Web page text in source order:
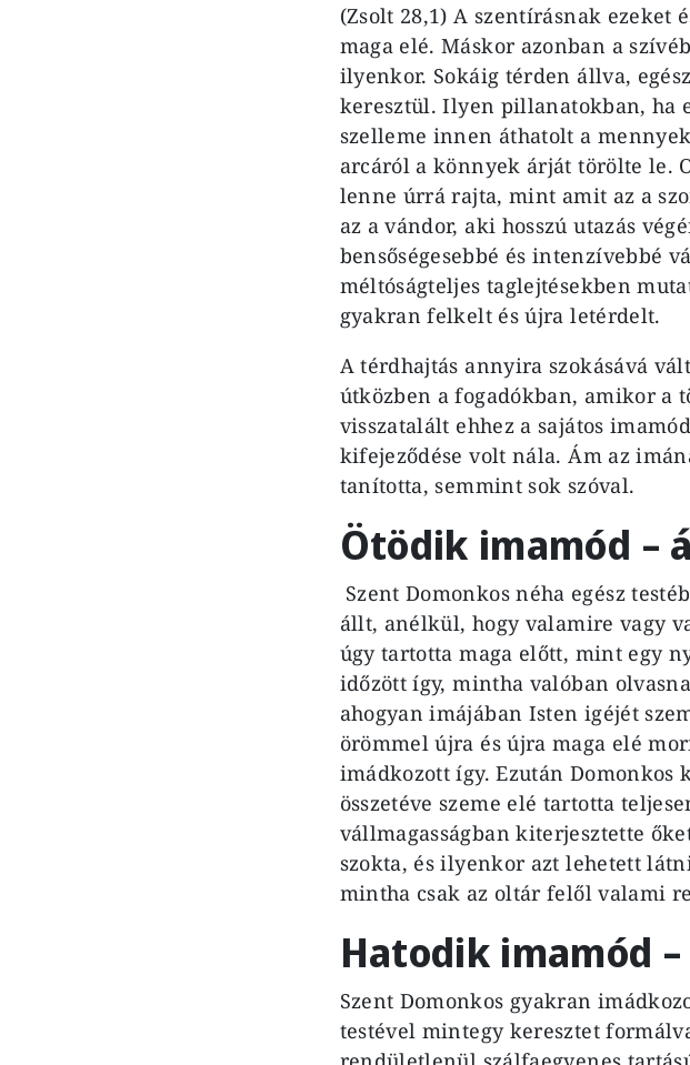
(Zsolt 28,1) A szentírásnak ezeket
maga elé. Máskor azonban a
ilyenkor. Sokáig térden állva,
keresztül. Ilyen pillanatokban, ha
szelleme innen áthatolt a
arcáról a könnyek árját törölte le.
lenne úrrá rajta, mint amit az a
az a vándor, aki hosszú utazás
bensőségesebbé és intenzívebbé
méltóságteljes taglejtésekben
gyakran felkelt és újra letérdelt.
A térdhajtás annyira szokásává
útközben a fogadókban, amikor a
visszatalált ehhez a sajátos
kifejeződése volt nála. Ám az
tanította, semmint sok szóval.
Ötödik imamód –
Szent Domonkos néha egész
állt, anélkül, hogy valamire vagy
úgy tartotta maga előtt, mint egy
időzött így, mintha valóban
ahogyan imájában Isten igéjét
örömmel újra és újra maga elé
imádkozott így. Ezután Domonkos
összetéve szeme elé tartotta
vállmagasságban kiterjesztette
szokta, és ilyenkor azt lehetett
mintha csak az oltár felől valami
Hatodik imamód
Szent Domonkos gyakran
testével mintegy keresztet